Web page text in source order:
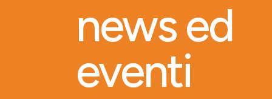
news ed
eventi